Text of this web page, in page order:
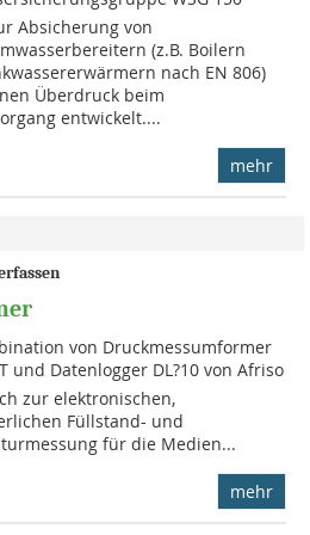
Absicherung von
(z.B. Boilern
nach EN 806)
Überdruck beim
entwickelt....
mehr
von Druck­mess­umformer
und Datenlogger DL?10 von Afriso
zur elektronischen,
Füllstand- und
für die Medien...
mehr